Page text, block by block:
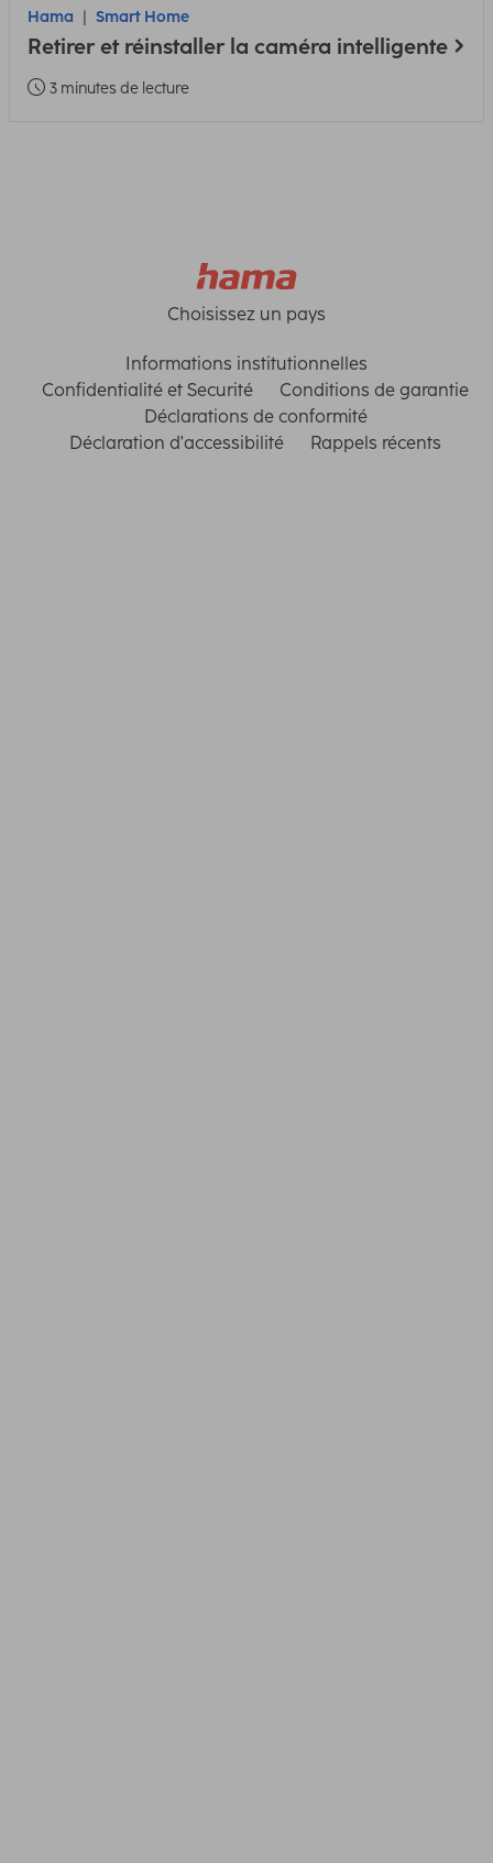
Hama Smart Home
Retirer et réinstaller la caméra intelligente
3 minutes de lecture
Choisissez un pays
Informations institutionnelles
Confidentialité et Securité
Conditions de garantie
Déclarations de conformité
Déclaration d'accessibilité
Rappels récents